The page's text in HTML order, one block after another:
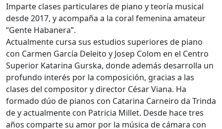
Imparte clases particulares de piano y teoría musical
desde 2017, y acompaña a la coral femenina amateur
“Gente Habanera”.
Actualmente cursa sus estudios superiores de piano
con Carmen García Deleito y Josep Colom en el Centro
Superior Katarina Gurska, donde además desarrolla un
profundo interés por la composición, gracias a las
clases del compositor y director César Viana. Ha
formado dúo de pianos con Catarina Carneiro da Trinda
de y actualmente con Patricia Millet. Desde hace tres
años comparte su amor por la música de cámara con